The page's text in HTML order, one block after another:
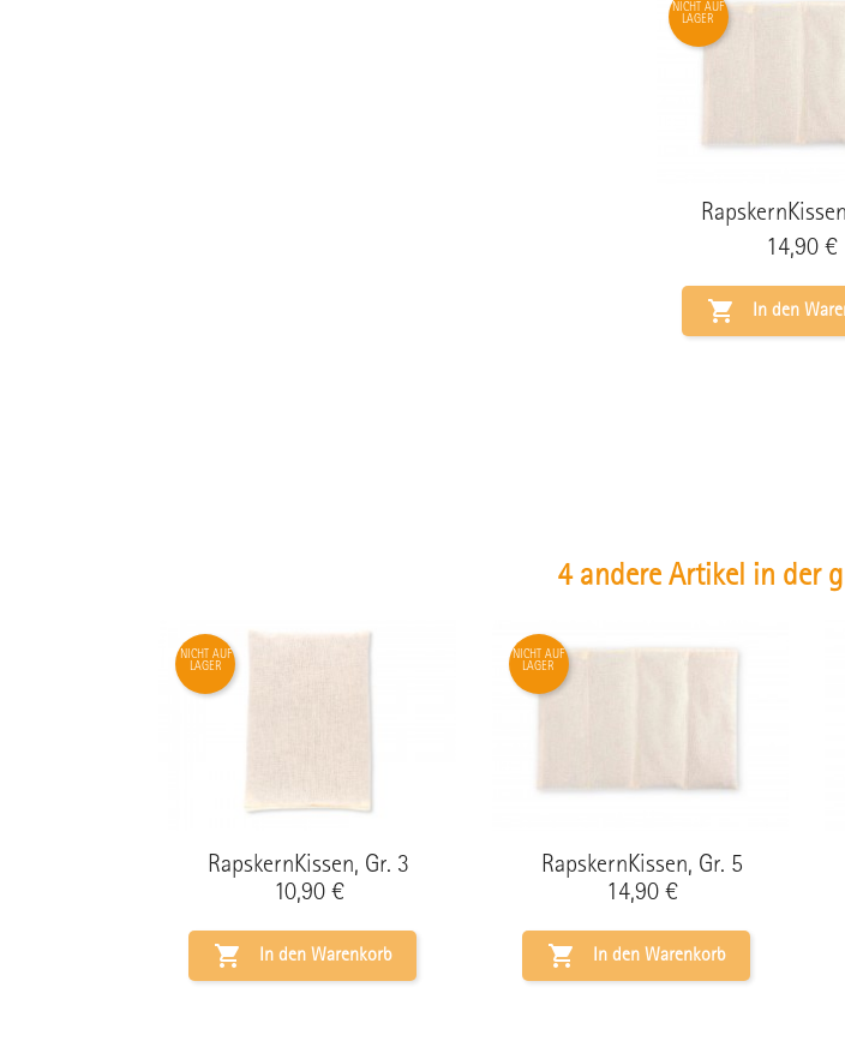
Preis
14,90 €
 In den
NICHT AUF
LAGER
4 andere Artikel in der
RapskernKissen, Gr. 3
Preis
10,90 €
 In den Warenkorb
NICHT AUF
LAGER
RapskernKissen, Gr. 5
Preis
14,90 €
 In den Warenkorb
NICHT AUF
LAGER